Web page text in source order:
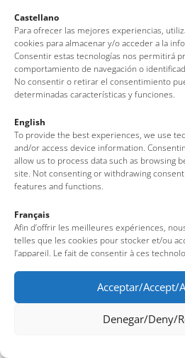
Castellano
Para ofrecer las mejores experiencias,
cookies para almacenar y/o acceder a la
Consentir estas tecnologías nos permitirá
comportamiento de navegación o
No consentir o retirar el consentimiento
determinadas características y funciones.
English
To provide the best experiences, we use
and/or access device information.
allow us to process data such as browsing
site. Not consenting or withdrawing
features and functions.
Français
Afin d’offrir les meilleures expériences,
telles que les cookies pour stocker et/ou
l’appareil. Le fait de consentir à ces
uniques sur ce site. Le fait de ne pas
consentement peut avoir un effet négatif
caractéristiques du site.
Acceptar/Accept/
Denegar/Deny/
(Girona – Costa
Tel: + 00 34 972 340 108 ·
Nota legal·Política de cookies